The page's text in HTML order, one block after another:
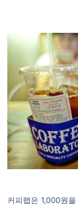
커피랩은 1,000원